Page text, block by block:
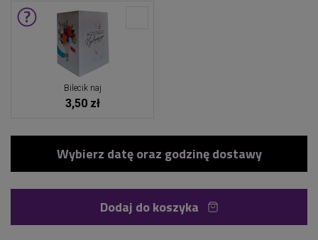
Bilecik naj
3,50 zł
Dodaj do koszyka